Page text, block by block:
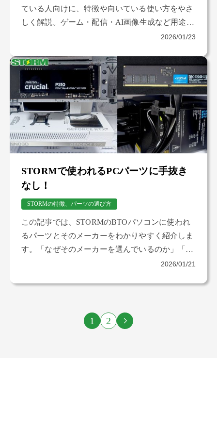
ている人向けに、特徴や向いている使い方をやさ
しく解説。ゲーム・配信・AI画像生成など用途別
に整理し、購入前に知っておきたい選び方のポイ
2026/01/23
STORMで使われるPCパーツに手抜き
なし！
STORMの特徴、パーツの選び方
この記事では、STORMのBTOパソコンに使われ
るパーツとそのメーカーをわかりやすく紹介しま
す。「なぜそのメーカーを選んでいるのか」「初
心者が誤解しやすいポイントはどこか」について
2026/01/21
1 2